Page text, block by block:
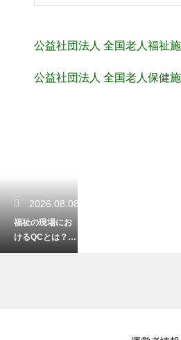
公益社団法人 全国老人福祉
公益社団法人 全国老人保健
2026.08.08
福祉の現場にお
けるQCとは？業
務改善に繋がる